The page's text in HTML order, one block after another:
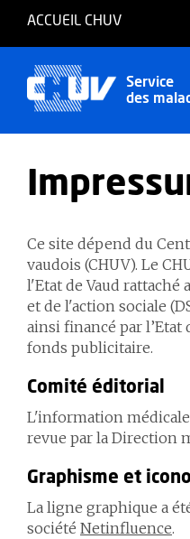
ACCUEIL CHUV
Service
des
Ce site dépend du
vaudois (CHUV). Le
l'Etat de Vaud rattaché
et de l'action sociale
ainsi financé par l’Etat
fonds publicitaire.
Comité éditorial
L'information
revue par la Direction
Graphisme et
La ligne graphique a
société Netinfluence.